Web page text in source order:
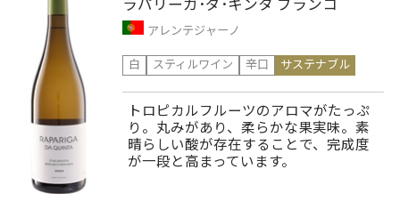
ラパリーガ･ダ･キンタ ブランコ
アレンテジャーノ
白
スティルワイン 辛口 サステナブル
トロピカルフルーツのアロマがたっぷ
り。丸みがあり、柔らかな果実味。素
晴らしい酸が存在することで、完成度
が一段と高まっています。